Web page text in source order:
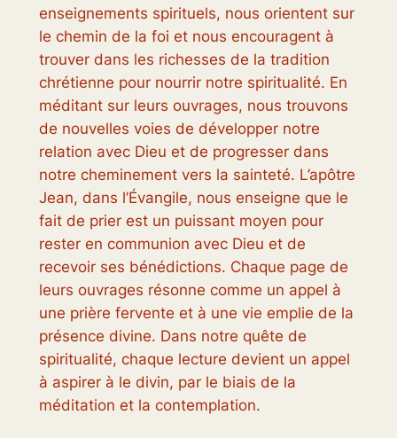
enseignements spirituels, nous orientent sur
le chemin de la foi et nous encouragent à
trouver dans les richesses de la tradition
chrétienne pour nourrir notre spiritualité. En
méditant sur leurs ouvrages, nous trouvons
de nouvelles voies de développer notre
relation avec Dieu et de progresser dans
notre cheminement vers la sainteté. L’apôtre
Jean, dans l’Évangile, nous enseigne que le
fait de prier est un puissant moyen pour
rester en communion avec Dieu et de
recevoir ses bénédictions. Chaque page de
leurs ouvrages résonne comme un appel à
une prière fervente et à une vie emplie de la
présence divine. Dans notre quête de
spiritualité, chaque lecture devient un appel
à aspirer à le divin, par le biais de la
méditation et la contemplation.